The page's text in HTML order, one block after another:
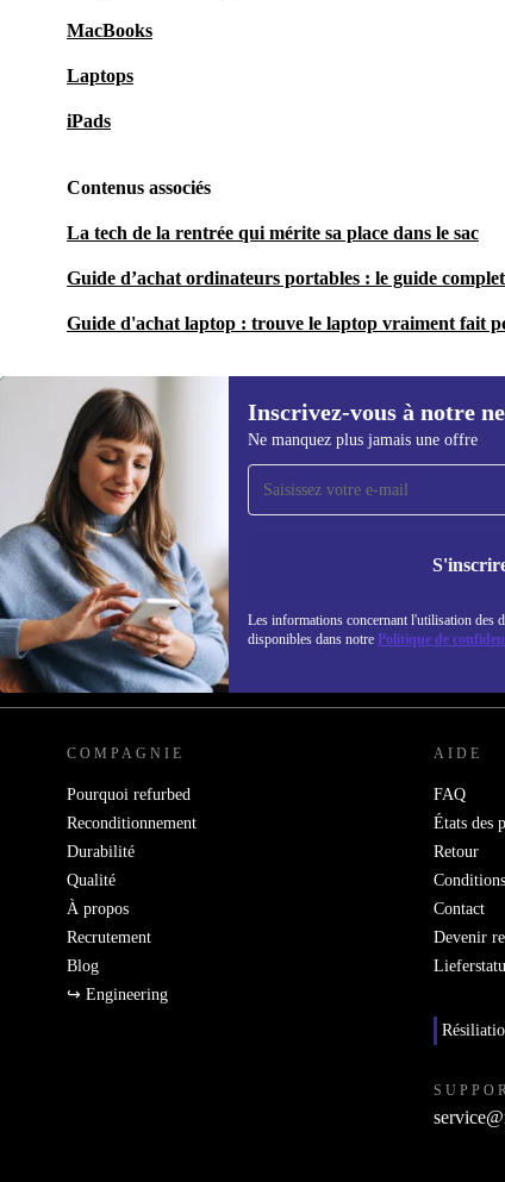
MacBooks
Laptops
iPads
Contenus associés
La tech de la rentrée qui mérite sa place dans le sac
Guide d’achat ordinateurs portables : le guide
Guide d'achat laptop : trouve le laptop vraiment fait
Inscrivez-vous à notre
Ne manquez plus jamais une offre
Les informations concernant l'utilisation des
disponibles dans notre Politique de
Recevoir offres et infos de
refurbed par mail
Ne manquez plus aucune offre.
REFURBED FRANCE - RETHINK NEW.
COMPAGNIE
Pourquoi refurbed
Reconditionnement
Durabilité
Qualité
À propos
Recrutement
Blog
↪ Engineering
AIDE
FAQ
États des
Retour
Contact
Devenir